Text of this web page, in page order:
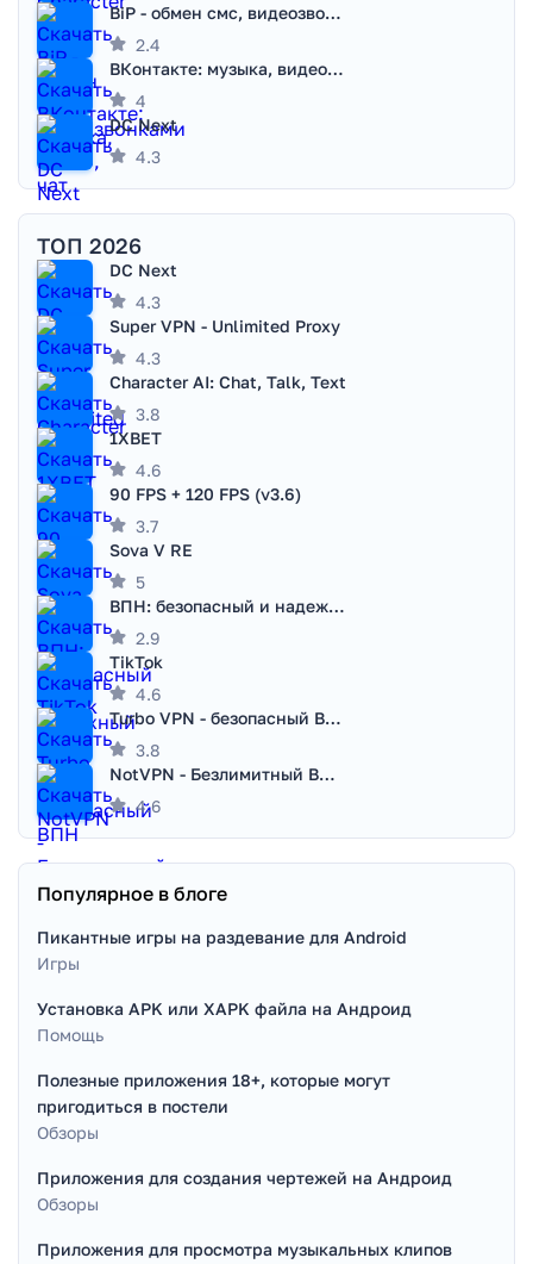
BiP - обмен смс, видеозвонками
2.4
ВКонтакте: музыка, видео, чат
4
DC Next
4.3
ТОП 2026
DC Next
4.3
Super VPN - Unlimited Proxy
4.3
Character AI: Chat, Talk, Text
3.8
1XBET
4.6
90 FPS + 120 FPS (v3.6)
3.7
Sova V RE
5
ВПН: безопасный и надежный VPN
2.9
TikTok
4.6
Turbo VPN - безопасный ВПН
3.8
NotVPN - Безлимитный ВПН | VPN
4.6
Популярное в блоге
Пикантные игры на раздевание для Android
Игры
Установка APK или XAPK файла на Андроид
Помощь
Полезные приложения 18+, которые могут
пригодиться в постели
Обзоры
Приложения для создания чертежей на Андроид
Обзоры
Приложения для просмотра музыкальных клипов